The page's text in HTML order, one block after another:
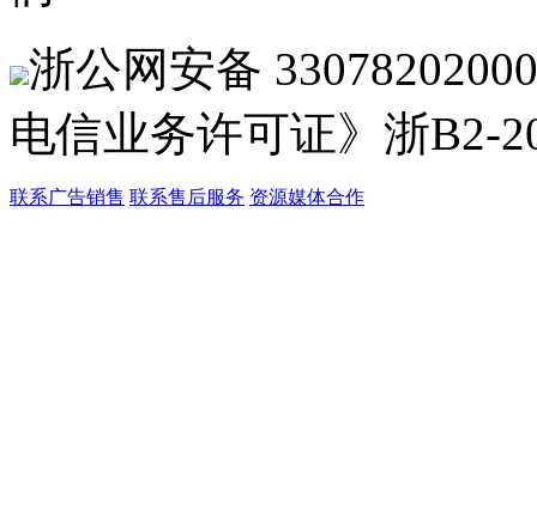
浙公网安备
电信业务许可证》浙B2-
联系广告销售 联系售后服务 资源媒体合作